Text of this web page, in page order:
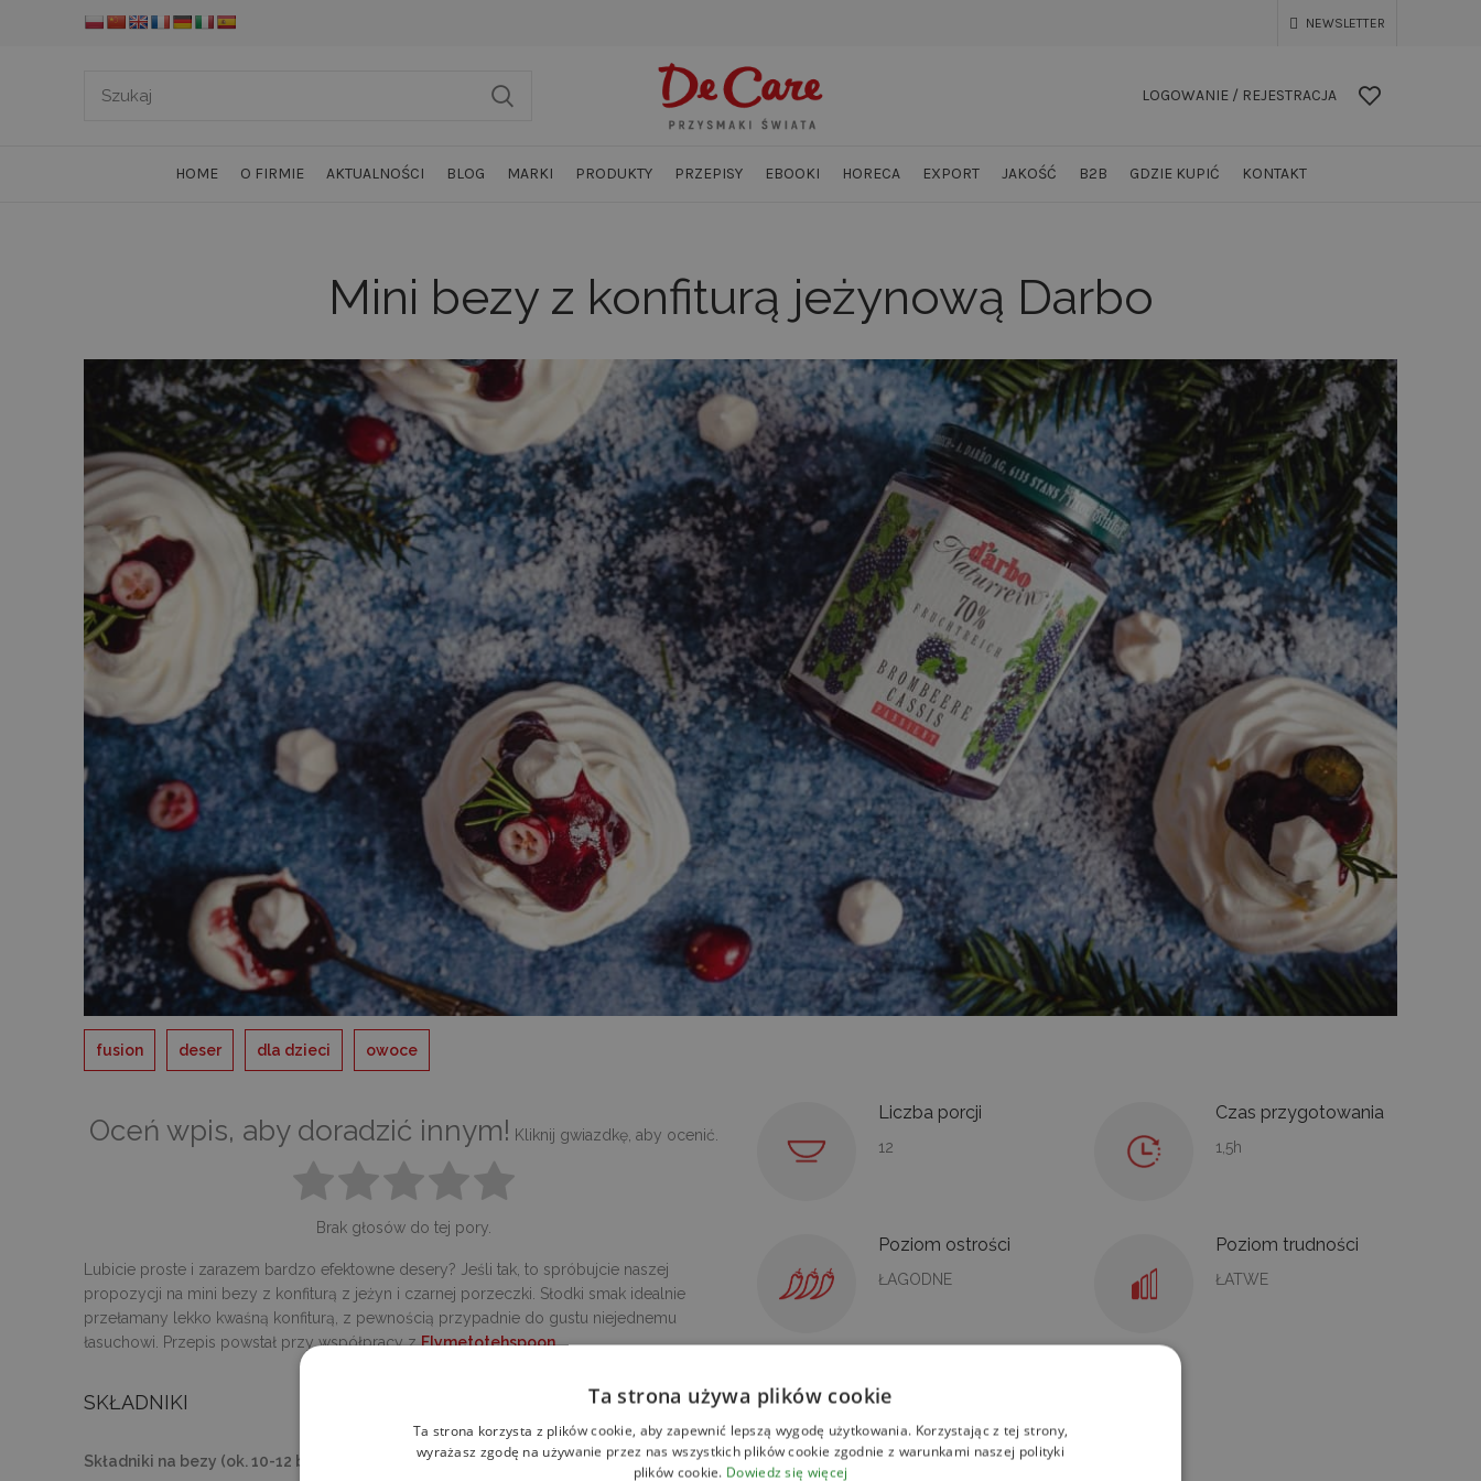
NEWSLETTER
LOGOWANIE / REJESTRACJA
HOME O FIRMIE AKTUALNOŚCI BLOG MARKI PRODUKTY PRZEPISY EBOOKI HORECA EXPORT JAKOŚĆ B2B GDZIE KUPIĆ KONTAKT
Mini bezy z konfiturą jeżynową Darbo
fusion deser dla dzieci owoce
Oceń wpis, aby doradzić innym! Kliknij gwiazdkę, aby ocenić.
Brak głosów do tej pory.
Lubicie proste i zarazem bardzo efektowne desery? Jeśli tak, to spróbujcie naszej
propozycji na mini bezy z konfiturą z jeżyn i czarnej porzeczki. Słodki smak idealnie
przełamany lekko kwaśną konfiturą, z pewnością przypadnie do gustu niejednemu
łasuchowi. Przepis powstał przy współpracy zFlymetotehspoon.
Liczba porcji
12
Poziom ostrości
ŁAGODNE
Czas przygotowania
1,5h
Poziom trudności
ŁATWE
SKŁADNIKI
Składniki na bezy (ok. 10-12 bez):
SPOSÓB PRZYGOTOWANIA
Białka ubij z odrobiną soli na sztywną pianę.
Ta strona używa plików cookie
Ta strona korzysta z plików cookie, aby zapewnić lepszą wygodę użytkowania. Korzystając z tej strony,
wyrażasz zgodę na używanie przez nas wszystkich plików cookie zgodnie z warunkami naszej polityki
plików cookie. Dowiedz się więcej